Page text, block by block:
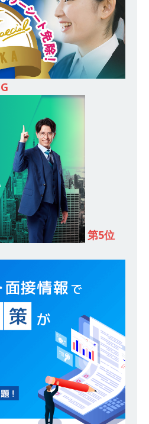
することが可能 ｜ 住宅手当有 ｜ スチー
ク
体育会積極採用企業
5月11日 ] ≪ 27卒 ｜ ES・適性検査自動
一次確約!! ≫ 整形外科・疼痛領域から信頼
舗製薬メーカー ｜ 1人1人に合わせたキ
を築ける可能性あり ｜ 年間休日127日・
2日制 ｜ 創業87年 ｜ 日本臓器製薬
積極採用企業
5月10日 ] ≪ 27卒 ≫ 大手医薬品や食品
向けに世界から輸入した生薬・漢方原材
供する老舗メーカー ｜ 業界トップクラス
ア ｜ 財務基盤の安定感バツグン ｜ 日本粉
AI活用アスキヤリセミナー ｜ 周りと差
れる!! ｜ 予約フォーム
【 体育会学生限定 】何から
就活準備まるわかりアスキヤリセミナ
予約フォーム
お勧めイベント
【 体育会学生限定 】人事が
第5位